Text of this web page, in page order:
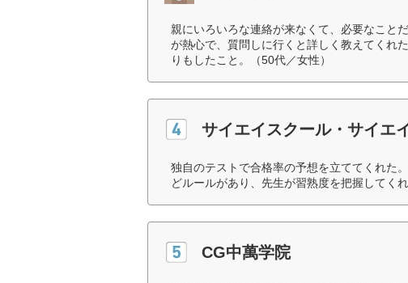
親にいろいろな連絡が来なくて、必要なこと
が熱心で、質問しに行くと詳しく教えてくれ
りもしたこと。（50代／女性）
サイエイスクール・サイエ
独自のテストで合格率の予想を立ててくれた
どルールがあり、先生が習熟度を把握してく
CG中萬学院